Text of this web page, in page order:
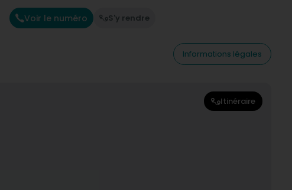
Voir le numéro S'y rendre
Informations légales
Itinéraire